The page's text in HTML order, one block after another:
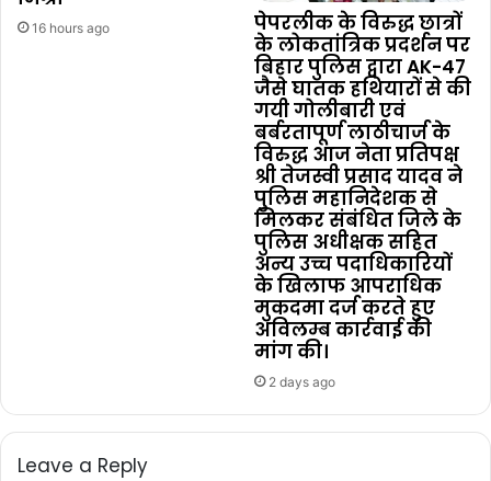
16 hours ago
पेपरलीक के विरुद्ध छात्रों
के लोकतांत्रिक प्रदर्शन पर
बिहार पुलिस द्वारा AK-47
जैसे घातक हथियारों से की
गयी गोलीबारी एवं
बर्बरतापूर्ण लाठीचार्ज के
विरुद्ध आज नेता प्रतिपक्ष
श्री तेजस्वी प्रसाद यादव ने
पुलिस महानिदेशक से
मिलकर संबंधित जिले के
पुलिस अधीक्षक सहित
अन्य उच्च पदाधिकारियों
के खिलाफ आपराधिक
मुकदमा दर्ज करते हुए
अविलम्ब कार्रवाई की
मांग की।
2 days ago
Leave a Reply